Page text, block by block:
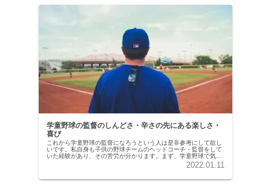
学童野球の監督のしんどさ・辛さの先にある楽しさ・
喜び
これから学童野球の監督になろうという人は是非参考にして欲し
いです。私自身も子供の野球チームのヘッドコーチ・監督をして
いた経験があり、その苦労が分かります。まず、学童野球で気を
付けないといけないのが、子供では無く、子供の親です。チーム
2022.01.11